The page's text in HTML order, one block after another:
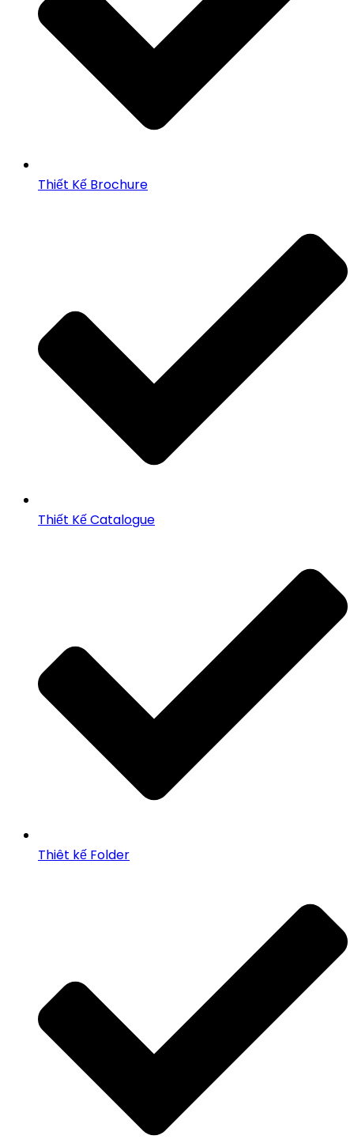
Thiết Kế Brochure
Thiết Kế Catalogue
Thiêt kế Folder